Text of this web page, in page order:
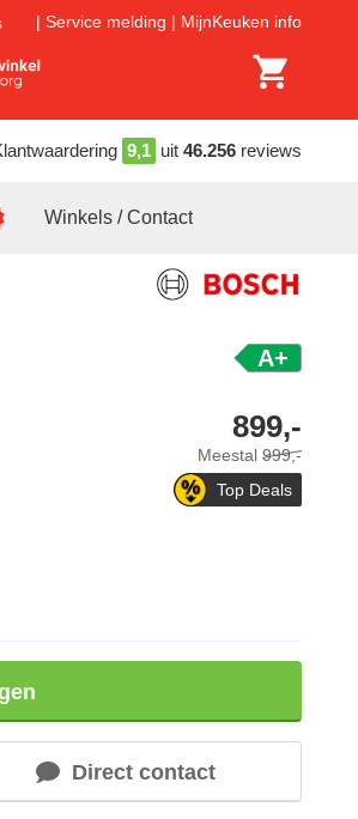
Service melding MijnKeuken info
9,1 uit 46.256 reviews
Winkels / Contact
A+
Meestal 999,-
899,-
Top Deals
Direct contact